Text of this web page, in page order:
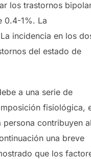
los trastornos
0.4-1%. La
incidencia en los
del estado de
a una serie de
fisiológica,
contribuyen al
una breve
que los